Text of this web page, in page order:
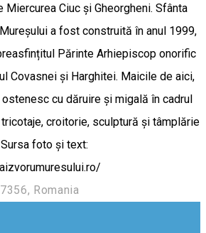
Miercurea Ciuc şi Gheorgheni. Sfânta
a fost construită în anul 1999,
Părinte Arhiepiscop onorific
Covasnei și Harghitei. Maicile de aici,
cu dăruire și migală în cadrul
croitorie, sculptură și tâmplărie
foto și text:
Romania